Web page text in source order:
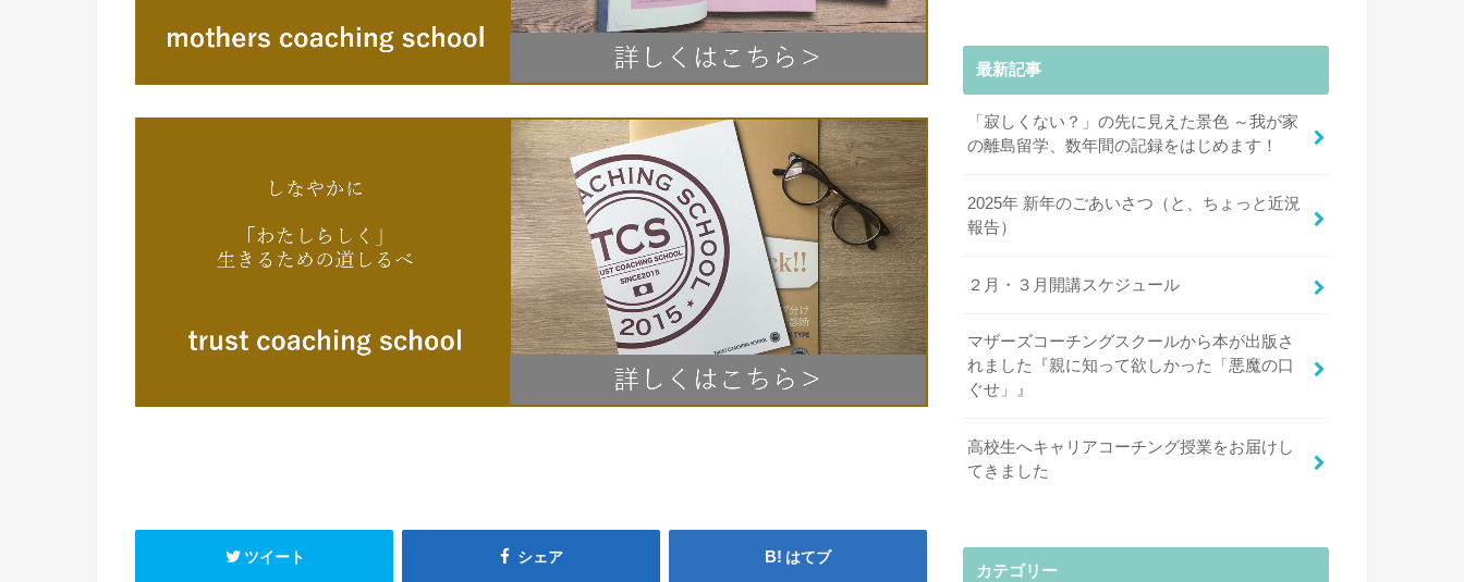
ツイート シェア はてブ
最新記事
「寂しくない？」の先に見えた景色 ～我が家
の離島留学、数年間の記録をはじめます！
2025年 新年のごあいさつ（と、ちょっと近況
報告）
２月・３月開講スケジュール
マザーズコーチングスクールから本が出版さ
れました『親に知って欲しかった「悪魔の口
ぐせ」』
高校生へキャリアコーチング授業をお届けし
てきました
カテゴリー